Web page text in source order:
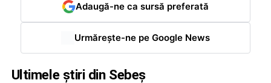
Adaugă-ne ca sursă preferată
Urmărește-ne pe Google News
Ultimele știri din Sebeș